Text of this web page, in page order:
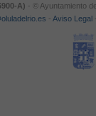
A) - © Ayuntamiento
- Aviso Legal